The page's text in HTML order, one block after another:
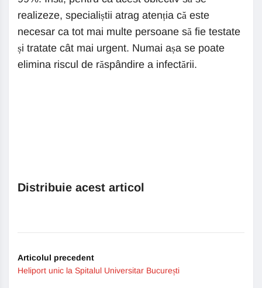
realizeze, specialiștii atrag atenția că este
necesar ca tot mai multe persoane să fie testate
și tratate cât mai urgent. Numai așa se poate
elimina riscul de răspândire a infectării.
Distribuie acest articol
Articolul precedent
Heliport unic la Spitalul Universitar București